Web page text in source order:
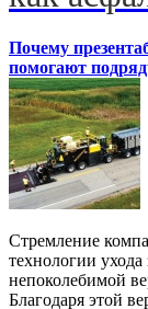
Почему
помогают
Стремление
технологии
непоколебимой
Благодаря этой